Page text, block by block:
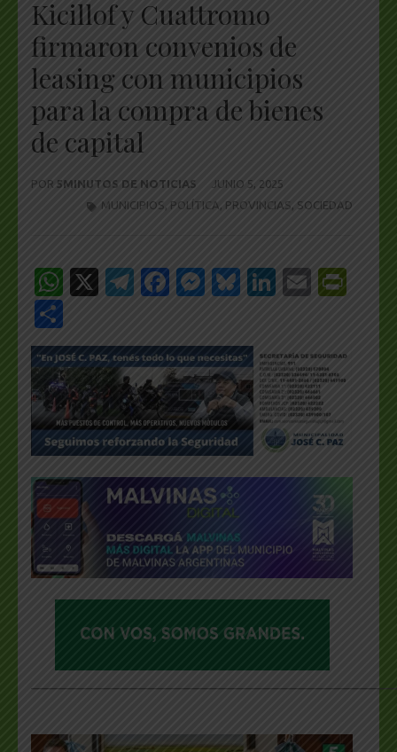
Kicillof y Cuattromo
firmaron convenios de
leasing con municipios
para la compra de bienes
de capital
POR 5MINUTOS DE NOTICIAS
JUNIO 5, 2025
MUNICIPIOS
POLÍTICA , PROVINCIAS , SOCIEDAD
WhatsApp
X Telegram
Facebook
Messenger
Bluesky
LinkedIn
Email